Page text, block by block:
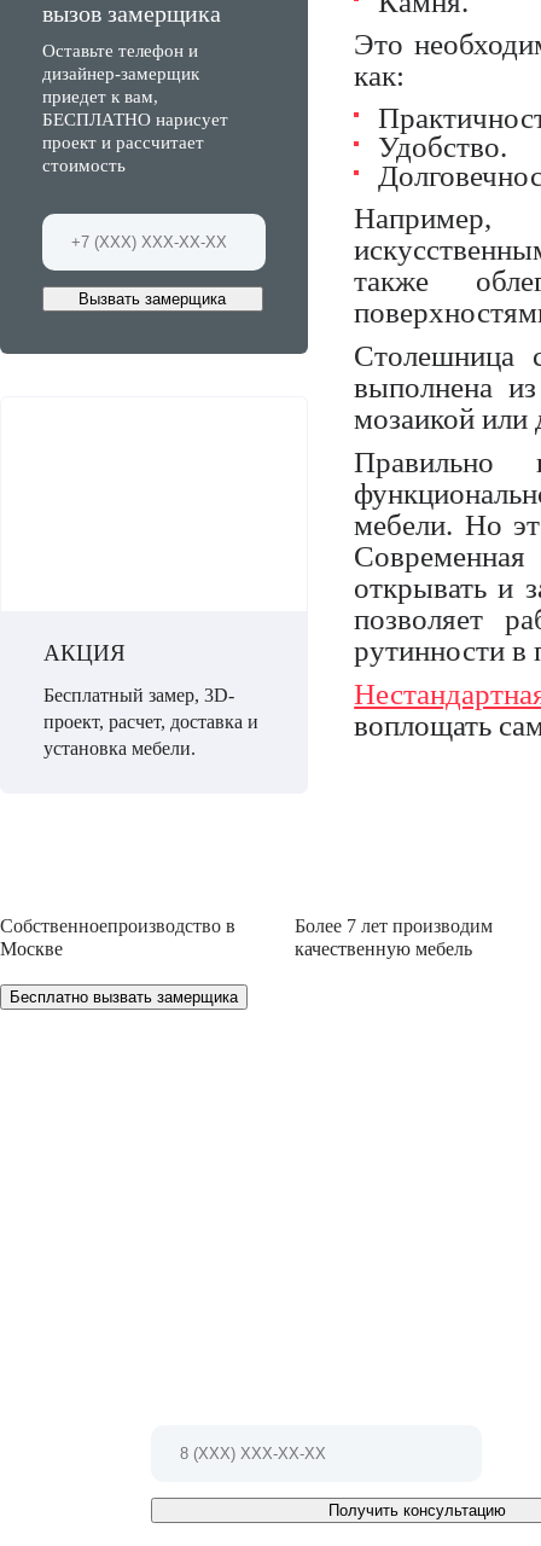
вызов замерщика
Оставьте телефон и
дизайнер-замерщик
приедет к вам,
БЕСПЛАТНО нарисует
проект и рассчитает
стоимость
Вызвать замерщика
АКЦИЯ
Бесплатный замер, 3D-
проект, расчет, доставка и
установка мебели.
Это
как:
Удобство.
Например,
также
Столешница
выполнена
мозаикой или
Правильно
мебели. Но
открывать и
позволяет
рутинности в
воплощать
Собственноепроизводство в
Москве
Более 7 летпроизводим
качественную мебель
Бесплатно вызвать замерщика
Получить консультацию